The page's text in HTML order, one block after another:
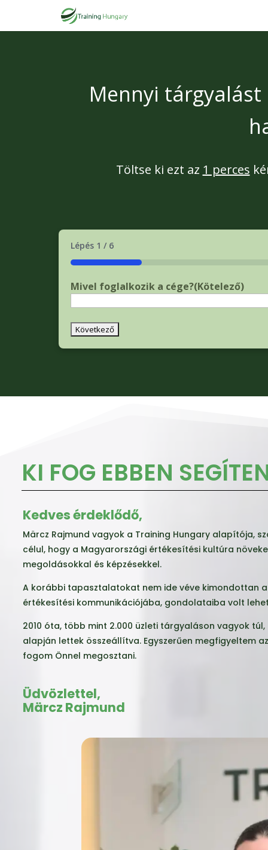
Mennyi
Töltse ki ezt az 1 perces
Lépés 1 / 6
16%
Mivel foglalkozik a cége?(Kötelező)
KI FOG EBBEN
Kedves érdeklődő,
Märcz Rajmund vagyok a Training Hungary alapítója,
célul, hogy a Magyarországi értékesítési kultúra
megoldásokkal és képzésekkel.
A korábbi tapasztalatokat nem ide véve kimondottan
értékesítési kommunikációjába, gondolataiba volt
2010 óta, több mint 2.000 üzleti tárgyaláson vagyok
alapján lettek összeállítva. Egyszerűen megfigyeltem
fogom Önnel megosztani.
Üdvözlettel,
Märcz Rajmund